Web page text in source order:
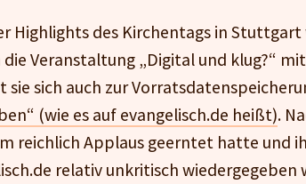
Highlights des Kirchentags in
Veranstaltung „Digital und klug?“
sie sich auch zur
(wie es auf evangelisch.de heißt).
reichlich Applaus geerntet hatte und
relativ unkritisch wiedergegeben